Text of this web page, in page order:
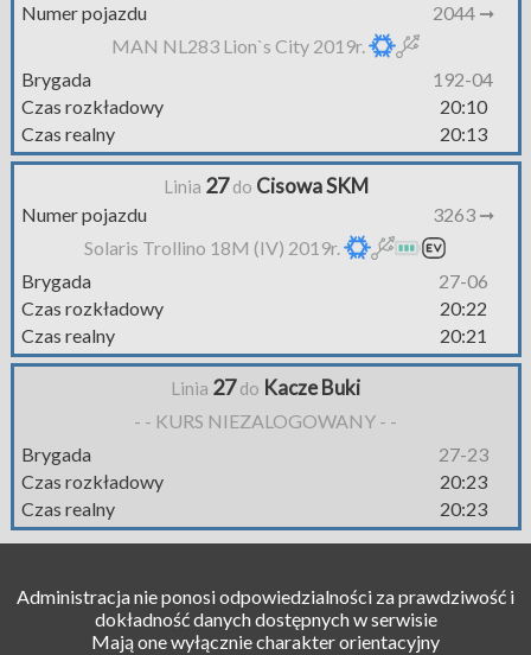
Numer pojazdu
2044 ➞
MAN NL283 Lion`s City 2019r.
Brygada
192-04
Czas rozkładowy
20:10
Czas realny
20:13
Linia 27do Cisowa SKM
Numer pojazdu
3263 ➞
Solaris Trollino 18M (IV) 2019r.
Brygada
27-06
Czas rozkładowy
20:22
Czas realny
20:21
Linia 27do Kacze Buki
- - KURS NIEZALOGOWANY - -
Brygada
27-23
Czas rozkładowy
20:23
Czas realny
20:23
Administracja nie ponosi odpowiedzialności za prawdziwość i
dokładność danych dostępnych w serwisie
Mają one wyłącznie charakter orientacyjny